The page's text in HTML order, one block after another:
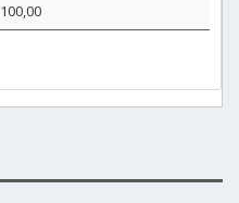
100,00